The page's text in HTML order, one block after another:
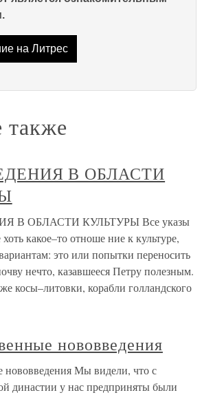
на Литрес
также
В ОБЛАСТИ
В ОБЛАСТИ КУЛЬТУРЫ Все указы
какое–то отноше ние к культуре,
это или попытки переносить
нечто, казавшееся Петру полезным.
косы–литовки, корабли голландского
нововведения
нововведения Мы видели, что с
династии у нас предприняты были